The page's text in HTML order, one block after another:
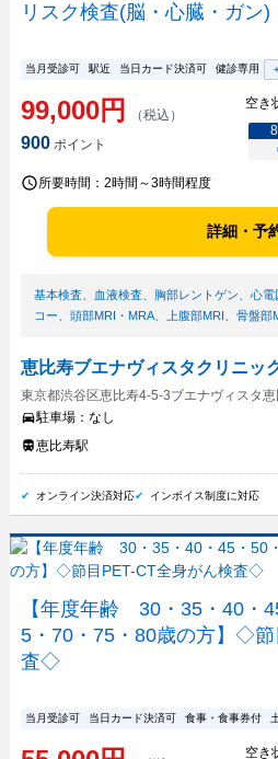
リスク検査(脳・心臓・ガン)
当月受診可 駅近 当日カード決済可 健診専用
99,000円 （税込）
900ポイント
空き
8
所要時間： 2時間～3時間程度
詳細・予
基本検査、 血液検査、 胸部レントゲン、 心電
コー、 頭部MRI・MRA、 上腹部MRI 、 骨盤部
恵比寿ブエナヴィスタクリニッ
東京都渋谷区恵比寿4-5-3ブエナヴィスタ
駐車場： なし
恵比寿駅
オンライン決済対応 インボイス制度に対応
【年度年齢 30・35・40・
5・70・75・80歳の方】◇節
査◇
当月受診可 当日カード決済可 食事・食事券付
空き